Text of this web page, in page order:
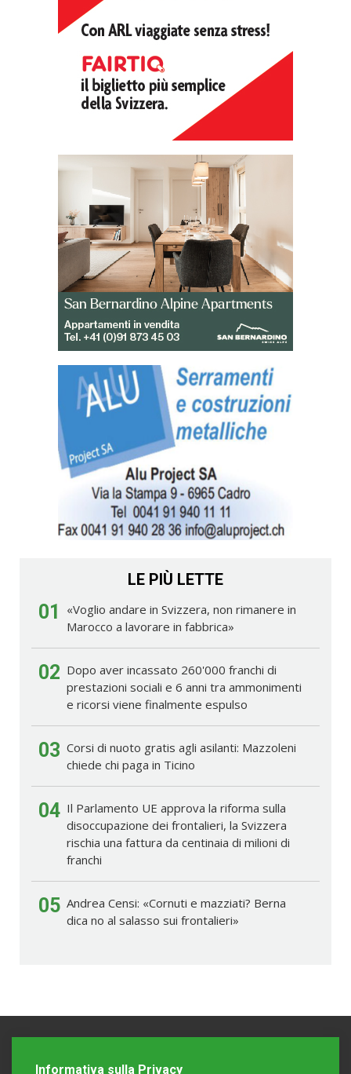
LE PIÙ LETTE
01
«Voglio andare in Svizzera, non rimanere in
Marocco a lavorare in fabbrica»
02 Dopo aver incassato 260'000 franchi di
prestazioni sociali e 6 anni tra ammonimenti
e ricorsi viene finalmente espulso
03 Corsi di nuoto gratis agli asilanti: Mazzoleni
chiede chi paga in Ticino
04 Il Parlamento UE approva la riforma sulla
disoccupazione dei frontalieri, la Svizzera
rischia una fattura da centinaia di milioni di
franchi
05 Andrea Censi: «Cornuti e mazziati? Berna
dica no al salasso sui frontalieri»
Informativa sulla Privacy